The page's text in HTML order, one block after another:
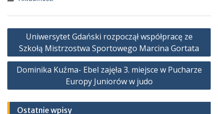
Nawigacja
wpisu
Uniwersytet Gdański rozpoczął współpracę ze
Szkołą Mistrzostwa Sportowego Marcina Gortata
Dominika Kuźma- Ebel zajęła 3. miejsce w Pucharze
Europy Juniorów w judo
Ostatnie wpisy